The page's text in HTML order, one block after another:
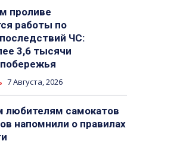
проливе
работы по
ЧС:
3,6 тысячи
7 Августа, 2026
самокатов
напомнили о правилах